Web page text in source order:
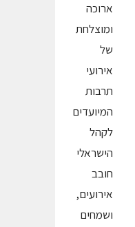
ארוכה
ומוצלחת
של
אירועי
תרבות
המיועדים
לקהל
הישראלי
חובב
אירועים,
ושמחים